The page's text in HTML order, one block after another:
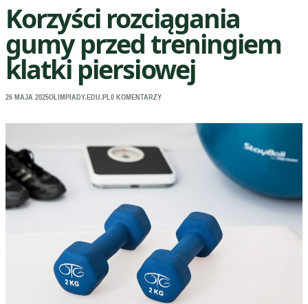
Korzyści rozciągania
gumy przed treningiem
klatki piersiowej
26 MAJA 2025OLIMPIADY.EDU.PL 0 KOMENTARZY